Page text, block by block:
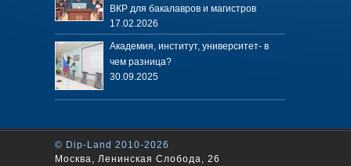
ВКР для бакалавров и магистров
17.02.2026
Академия, институт, университет- в
чем разница?
30.09.2025
© Dip-Land 2010-2026
Москва, Ленинская Слобода, 26